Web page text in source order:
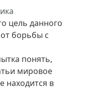
цель данного
борьбы с
понять,
мировое
находится в